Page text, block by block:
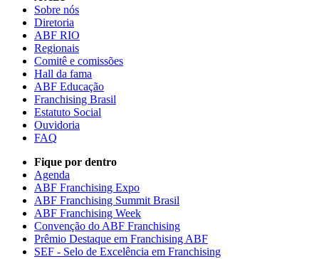
Sobre nós
Diretoria
ABF RIO
Regionais
Comitê e comissões
Hall da fama
ABF Educação
Franchising Brasil
Estatuto Social
Ouvidoria
FAQ
Fique por dentro
Agenda
ABF Franchising Expo
ABF Franchising Summit Brasil
ABF Franchising Week
Convenção do ABF Franchising
Prêmio Destaque em Franchising ABF
SEF - Selo de Excelência em Franchising